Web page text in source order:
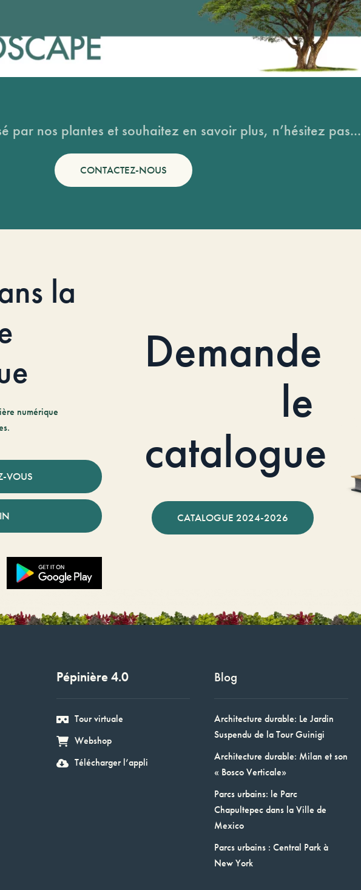
par nos plantes et souhaitez en savoir plus, n’hésitez pas...
CONTACTEZ-NOUS
la
numérique
VOUS
Demande
le
catalogue
CATALOGUE 2024-2026
Pépinière 4.0
Tour virtuale
Webshop
Télécharger l’appli
Blog
Architecture durable: Le Jardin
Suspendu de la Tour Guinigi
Architecture durable: Milan et son
« Bosco Verticale»
Parcs urbains: le Parc
Chapultepec dans la Ville de
Mexico
Parcs urbains : Central Park à
New York